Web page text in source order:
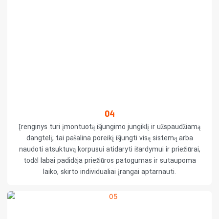
04
Įrenginys turi įmontuotą išjungimo jungiklį ir užspaudžiamą
dangtelį; tai pašalina poreikį išjungti visą sistemą arba
naudoti atsuktuvą korpusui atidaryti išardymui ir priežiūrai,
todėl labai padidėja priežiūros patogumas ir sutaupoma
laiko, skirto individualiai įrangai aptarnauti.